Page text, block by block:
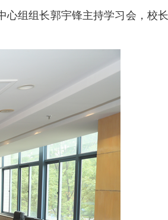
组组长郭宇锋主持学习会，校